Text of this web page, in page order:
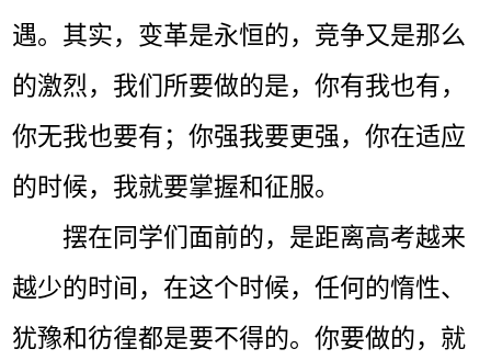
遇。其实，变革是永恒的，竞争又是那么
的激烈，我们所要做的是，你有我也有，
你无我也要有；你强我要更强，你在适应
的时候，我就要掌握和征服。
摆在同学们面前的，是距离高考越来
越少的时间，在这个时候，任何的惰性、
犹豫和彷徨都是要不得的。你要做的，就